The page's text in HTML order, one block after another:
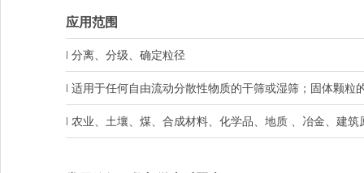
应用范围
l 分离、分级、确定粒径
l 适用于任何自由流动分散性物质的干筛或湿筛；固体颗粒
l 农业、土壤、煤、合成材料、化学品、地质 、冶金、建